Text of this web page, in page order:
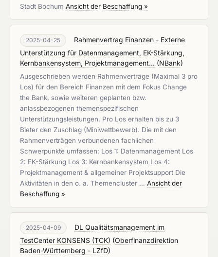
Stadt Bochum Ansicht der Beschaffung »
2025-04-25
Rahmenvertrag Finanzen - Externe
Unterstützung für Datenmanagement, EK-Stärkung,
Kernbankensystem, Projektmanagement... (NBank)
Ausgeschrieben werden Rahmenverträge (Maximal 3 pro
Los) für den Bereich Finanzen mit dem Fokus Change
the Bank, sowie weiteren geplanten bzw.
anlassbezogenen themenspezifischen
Unterstützungsleistungen. Pro Los erhalten bis zu 3
Bieter den Zuschlag (Miniwettbewerb). Die mit den
Rahmenverträgen verbundenen fachlichen
Schwerpunkte umfassen: Los 1: Datenmanagement Los
2: EK-Stärkung Los 3: Kernbankensystem Los 4:
Projektmanagement & allgemeiner Projektsupport Die
Aktivitäten in den o. a. Themencluster … Ansicht der
Beschaffung »
2025-04-09
DL Qualitätsmanagement im
TestCenter KONSENS (TCK) (Oberfinanzdirektion
Baden-Württemberg - LZfD)